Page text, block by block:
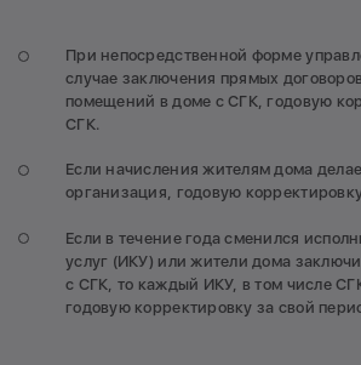
При непосредственной форме
случае заключения прямых
помещений в доме с СГК, годовую
СГК.
Если начисления жителям дома
организация, годовую
Если в течение года сменился
услуг (ИКУ) или жители дома
с СГК, то каждый ИКУ, в том числе
годовую корректировку за свой